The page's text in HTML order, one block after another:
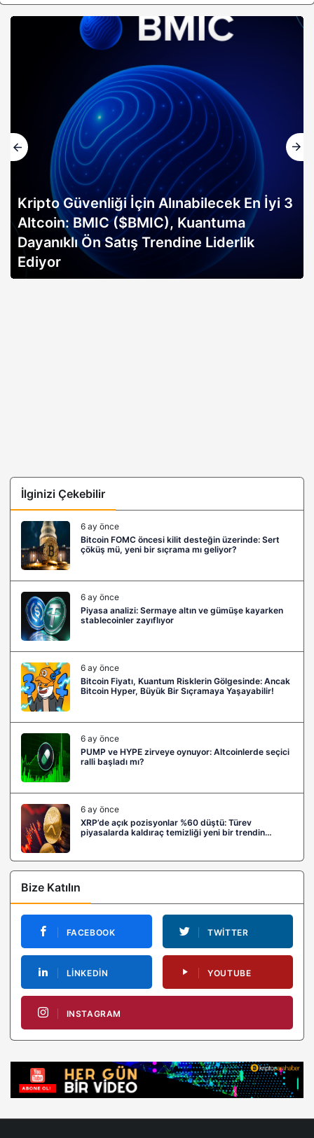
Altın rallisi, 2026 Bitcoin boğa koşusunun
erken sinyali mi? Bitwise analisti
açıklıyor…
İlginizi Çekebilir
6 ay önce
Bitcoin FOMC öncesi kilit desteğin üzerinde: Sert
çöküş mü, yeni bir sıçrama mı geliyor?
6 ay önce
Piyasa analizi: Sermaye altın ve gümüşe kayarken
stablecoinler zayıflıyor
6 ay önce
Bitcoin Fiyatı, Kuantum Risklerin Gölgesinde: Ancak
Bitcoin Hyper, Büyük Bir Sıçramaya Yaşayabilir!
6 ay önce
PUMP ve HYPE zirveye oynuyor: Altcoinlerde seçici
ralli başladı mı?
6 ay önce
XRP’de açık pozisyonlar %60 düştü: Türev
piyasalarda kaldıraç temizliği yeni bir trendin
Bize Katılın
FACEBOOK TWITTER
LINKEDIN YOUTUBE
INSTAGRAM